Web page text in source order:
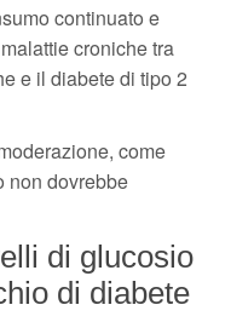
continuato e
croniche tra
e il diabete di tipo 2
come
non dovrebbe
di glucosio
di diabete